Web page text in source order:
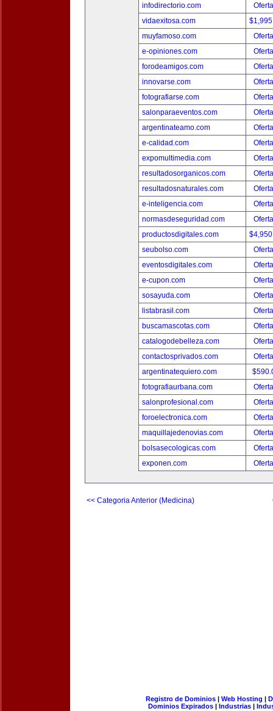
infodirectorio.com
vidaexitosa.com
muyfamoso.com
e-opiniones.com
forodeamigos.com
innovarse.com
fotografiarse.com
salonparaeventos.com
argentinateamo.com
e-calidad.com
expomultimedia.com
resultadosorganicos.com
resultadosnaturales.com
e-inteligencia.com
normasdeseguridad.com
productosdigitales.com
seubolso.com
eventosdigitales.com
e-cupon.com
sosayuda.com
listabrasil.com
buscamascotas.com
catalogodebelleza.com
contactosprivados.com
argentinatequiero.com
fotografiaurbana.com
salonprofesional.com
foroelectronica.com
maquillajedenovias.com
bolsasecologicas.com
exponen.com
<< Categoria Anterior (Medicina)
Registro de Dominios| Web Hosting |
Dominios Expirados | Industrias |